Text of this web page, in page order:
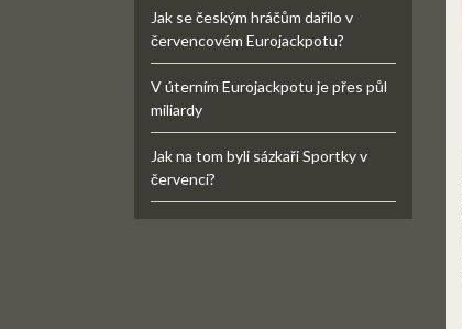
Jak se českým hráčům dařilo v
červencovém Eurojackpotu?
V úterním Eurojackpotu je přes půl
miliardy
Jak na tom byli sázkaři Sportky v
červenci?